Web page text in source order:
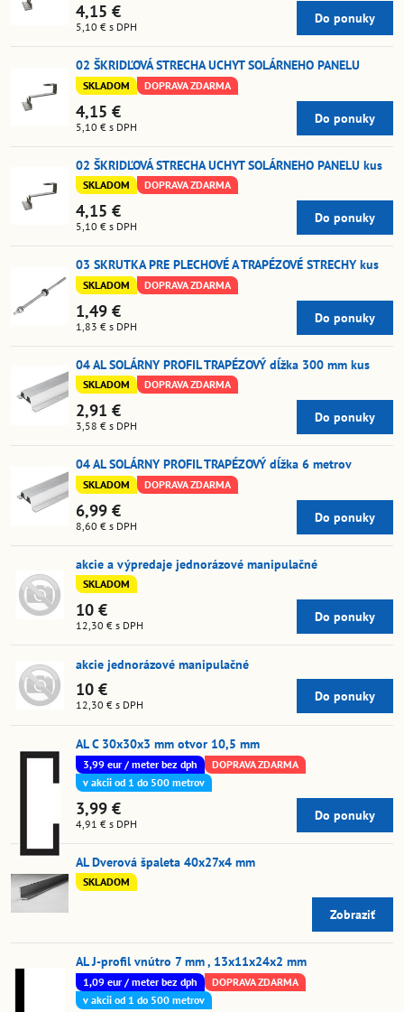
4,15 €
5,10 € s DPH
Do ponuky
02 ŠKRIDĽOVÁ STRECHA UCHYT SOLÁRNEHO PANELU
SKLADOM DOPRAVA ZDARMA
4,15 €
5,10 € s DPH
Do ponuky
02 ŠKRIDĽOVÁ STRECHA UCHYT SOLÁRNEHO PANELU kus
SKLADOM DOPRAVA ZDARMA
4,15 €
5,10 € s DPH
Do ponuky
03 SKRUTKA PRE PLECHOVÉ A TRAPÉZOVÉ STRECHY kus
SKLADOM DOPRAVA ZDARMA
1,49 €
1,83 € s DPH
Do ponuky
04 AL SOLÁRNY PROFIL TRAPÉZOVÝ dĺžka 300 mm kus
SKLADOM DOPRAVA ZDARMA
2,91 €
3,58 € s DPH
Do ponuky
04 AL SOLÁRNY PROFIL TRAPÉZOVÝ dĺžka 6 metrov
SKLADOM DOPRAVA ZDARMA
6,99 €
8,60 € s DPH
Do ponuky
akcie a výpredaje jednorázové manipulačné
SKLADOM
10 €
12,30 € s DPH
Do ponuky
akcie jednorázové manipulačné
10 €
12,30 € s DPH
Do ponuky
AL C 30x30x3 mm otvor 10,5 mm
3,99 eur / meter bez dph
DOPRAVA ZDARMA
v akcii od 1 do 500 metrov
3,99 €
4,91 € s DPH
Do ponuky
AL Dverová špaleta 40x27x4 mm
SKLADOM
Zobraziť
AL J-profil vnútro 7 mm , 13x11x24x2 mm
1,09 eur / meter bez dph
DOPRAVA ZDARMA
v akcii od 1 do 500 metrov